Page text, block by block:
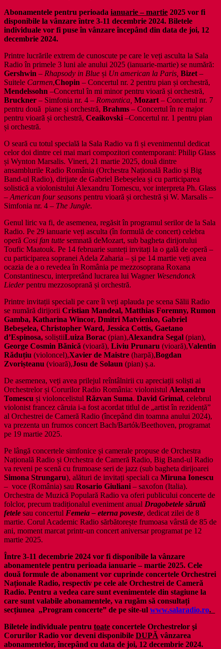
Abonamentele pentru perioada ianuarie – martie 2025 vor fi
disponibile la vânzare între 3-11 decembrie 2024. Biletele
individuale vor fi puse în vânzare începând din data de joi, 12
decembrie 2024.
Printre lucrările extrem de cunoscute pe care le veți asculta la Sala
Radio în primele 3 luni ale anului 2025 (ianuarie-martie) se numără:
Gershwin – Rhapsody in Blue și Un american la Paris, Bizet –
Suitele Carmen,Chopin – Concertul nr. 2 pentru pian și orchestră,
Mendelssohn –Concertul în mi minor pentru vioară și orchestră,
Bruckner – Simfonia nr. 4 – Romantica, Mozart – Concertul nr. 7
pentru două piane și orchestră, Brahms – Concertul în re major
pentru vioară și orchestră, Ceaikovski –Concertul nr. 1 pentru pian
și orchestră.
O seară cu totul specială la Sala Radio va fi și evenimentul dedicat
celor doi dintre cei mai mari compozitori contemporani: Philip Glass
și Wynton Marsalis. Vineri, 21 martie 2025, două dintre
ansamblurile Radio România (Orchestra Națională Radio și Big
Band-ul Radio), dirijate de Gabriel Bebeșelea și cu participarea
solistică a violonistului Alexandru Tomescu, vor interpreta Ph. Glass
– American four seasons pentru vioară și orchestră și W. Marsalis –
Simfonia nr. 4 – The Jungle.
Genul liric va fi, de asemenea, regăsit în programul serilor de la Sala
Radio. Pe 29 ianuarie veți asculta (în formulă de concert) celebra
operă Cosi fan tutte semnată deMozart, sub bagheta dirijorului
Toufic Maatouk. Pe 14 februarie sunteți invitați la o gală de operă –
cu participarea sopranei Adela Zaharia – și pe 14 martie veți avea
ocazia de a o revedea în România pe mezzosoprana Roxana
Constantinescu, interpretând lucrarea lui Wagner Wesendonck
Liederpentru mezzosoprană și orchestră.
Printre invitații speciali pe care îi veți aplauda pe scena Sălii Radio
se numără dirijorii Cristian Mandeal, Matthias Foremny, Rumon
Gamba, Katharina Wincor, Dmitri Matvienko, Gabriel
Bebeşelea, Christopher Ward, Jessica Cottis, Gaetano
d’Espinosa, soliștiiLuiza Borac (pian),Alexandra Segal (pian),
George Cosmin Bănică (vioară), Liviu Prunaru (vioară),Valentin
Răduțiu (violoncel),Xavier de Maistre (harpă),Bogdan
Zvorișteanu (vioară),Josu de Solaun (pian) ș.a.
De asemenea, veți avea prilejul reîntâlnirii cu apreciații soliști ai
Orchestrelor și Corurilor Radio România: violonistul Alexandru
Tomescu și violoncelistul Răzvan Suma. David Grimal, celebrul
violonist francez căruia i-a fost acordat titlul de „artist în rezidență”
al Orchestrei de Cameră Radio (începând din toamna anului 2024),
va prezenta un frumos concert Bach/Bartók/Beethoven, programat
pe 19 martie 2025.
Pe lângă concertele simfonice și camerale propuse de Orchestra
Națională Radio și Orchestra de Cameră Radio, Big Band-ul Radio
va reveni pe scenă cu frumoase seri de jazz (sub bagheta dirijoarei
Simona Strungaru), alături de invitați speciali ca Miruna Ionescu
– voce (România) sau Rosario Giuliani – saxofon (Italia).
Orchestra de Muzică Populară Radio va oferi publicului concerte de
folclor, precum tradiționalul eveniment anual Dragobetele sărută
fetele sau concertul Femeia – eterna poveste, dedicat zilei de 8
martie. Corul Academic Radio sărbătorește frumoasa vârstă de 85 de
ani, moment marcat printr-un concert aniversar programat pe 12
martie 2025.
Între 3-11 decembrie 2024 vor fi disponibile la vânzare
abonamentele pentru perioada ianuarie – martie 2025. Cele
două formule de abonament vor cuprinde concertele Orchestrei
Naționale Radio, respectiv pe cele ale Orchestrei de Cameră
Radio. Pentru a vedea care sunt evenimentele din stagiune la
care sunt valabile abonamentele, va rugăm să consultați
secțiunea „Program concerte” de pe site-ul www.salaradio.ro.
Biletele individuale pentru toate concertele Orchestrelor şi
Corurilor Radio vor deveni disponibile DUPĂ vânzarea
abonamentelor, începând cu data de joi, 12 decembrie 2024.